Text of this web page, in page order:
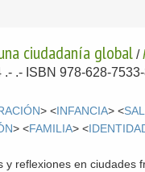
ciudadanía global /
.- .- ISBN 978-628-
> < INFANCIA> <
> <FAMILIA> <
reflexiones en ciudades